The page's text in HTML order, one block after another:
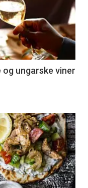
ungarske viner